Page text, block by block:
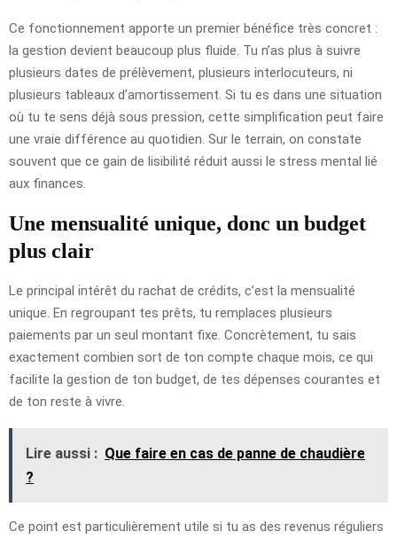
Ce fonctionnement apporte un premier bénéfice très concret :
la gestion devient beaucoup plus fluide. Tu n’as plus à suivre
plusieurs dates de prélèvement, plusieurs interlocuteurs, ni
plusieurs tableaux d’amortissement. Si tu es dans une situation
où tu te sens déjà sous pression, cette simplification peut faire
une vraie différence au quotidien. Sur le terrain, on constate
souvent que ce gain de lisibilité réduit aussi le stress mental lié
aux finances.
Une mensualité unique, donc un budget
plus clair
Le principal intérêt du rachat de crédits, c’est la mensualité
unique. En regroupant tes prêts, tu remplaces plusieurs
paiements par un seul montant fixe. Concrètement, tu sais
exactement combien sort de ton compte chaque mois, ce qui
facilite la gestion de ton budget, de tes dépenses courantes et
de ton reste à vivre.
Lire aussi : Que faire en cas de panne de chaudière
?
Ce point est particulièrement utile si tu as des revenus réguliers